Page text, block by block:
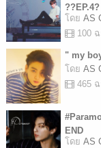
??EP.4?
โดย AS
100
" my
โดย AS
465
END
โดย AS